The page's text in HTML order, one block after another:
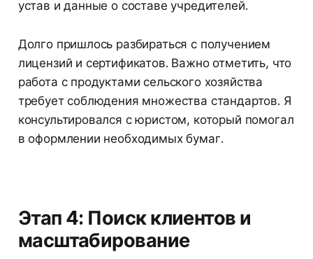
устав и данные о составе учредителей.
Долго пришлось разбираться с получением
лицензий и сертификатов. Важно отметить, что
работа с продуктами сельского хозяйства
требует соблюдения множества стандартов. Я
консультировался с юристом, который помогал
в оформлении необходимых бумаг.
Этап 4: Поиск клиентов и
масштабирование